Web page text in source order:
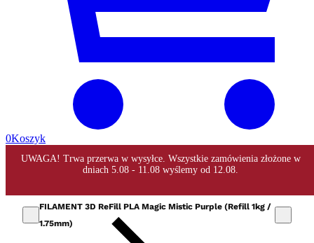
0Koszyk
FILAMENT 3D ReFill PLA Magic Mistic Purple (Refill 1kg /
1.75mm)